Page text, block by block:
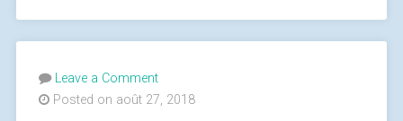
Leave a Comment
Posted on août 27, 2018